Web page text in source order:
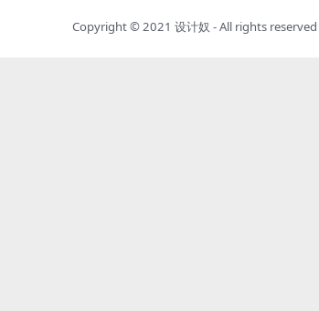
Copyright © 2021 设计奴 - All rights reserved